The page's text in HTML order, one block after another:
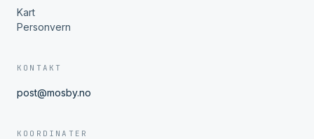
Kart
Personvern
KONTAKT
post@mosby.no
KOORDINATER